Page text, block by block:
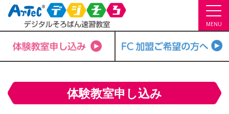
MENU
体験教室申し込み